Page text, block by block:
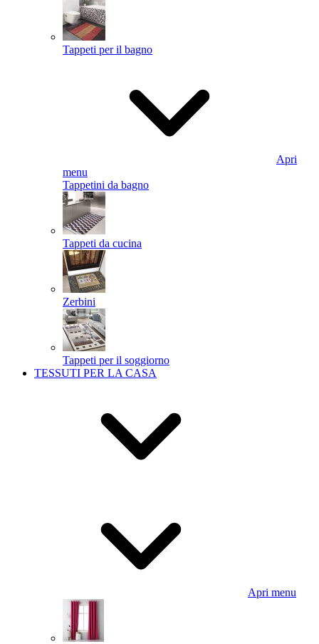
Tappeti per il bagno
Apri
menu
Tappetini da bagno
Tappeti da cucina
Zerbini
Tappeti per il soggiorno
TESSUTI PER LA CASA
Apri menu